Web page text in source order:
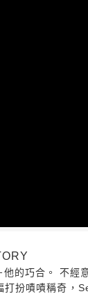
的巧合。 不
扮嘖嘖稱奇，